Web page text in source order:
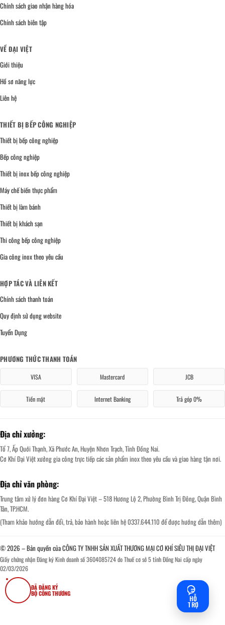
Chính sách giao nhận hàng hóa
Chính sách biên tập
VỀ ĐẠI VIỆT
Giới thiệu
Hồ sơ năng lực
Liên hệ
THIẾT BỊ BẾP CÔNG NGHIỆP
Thiết bị bếp công nghiệp
Bếp công nghiệp
Thiết bị inox bếp công nghiệp
Máy chế biến thực phẩm
Thiết bị làm bánh
Thiết bị khách sạn
Thi công bếp công nghiệp
Gia công inox theo yêu cầu
HỢP TÁC VÀ LIÊN KẾT
Chính sách thanh toán
Quy định sử dụng website
Tuyển Dụng
PHƯƠNG THỨC THANH TOÁN
VISA Mastercard JCB
Tiền mặt Internet Banking Trả góp 0%
Địa chỉ xưởng:
Tổ 7, Ấp Quới Thạnh, Xã Phước An, Huyện Nhơn Trạch, Tỉnh Đồng Nai.
Cơ Khí Đại Việt xưởng gia công trực tiếp các sản phẩm inox theo yêu cầu và giao hàng tận nơi.
Địa chỉ văn phòng:
Trung tâm xử lý đơn hàng Cơ Khí Đại Việt – 518 Hương Lộ 2, Phường Bình Trị Đông, Quận Bình
Tân, TP.HCM.
(Tham khảo hướng dẫn đổi, trả, bảo hành hoặc liên hệ 0337.644.110 để được hướng dẫn thêm)
© 2026 – Bản quyền của CÔNG TY TNHH SẢN XUẤT THƯƠNG MẠI CƠ KHÍ SIÊU THỊ ĐẠI VIỆT
Giấy chứng nhận Đăng ký Kinh doanh số 3604085724 do Thuế cơ sở 5 tỉnh Đồng Nai cấp ngày
02/03/2026
ĐÃ ĐĂNG KÝ
BỘ CÔNG THƯƠNG
HỖ
TRỢ